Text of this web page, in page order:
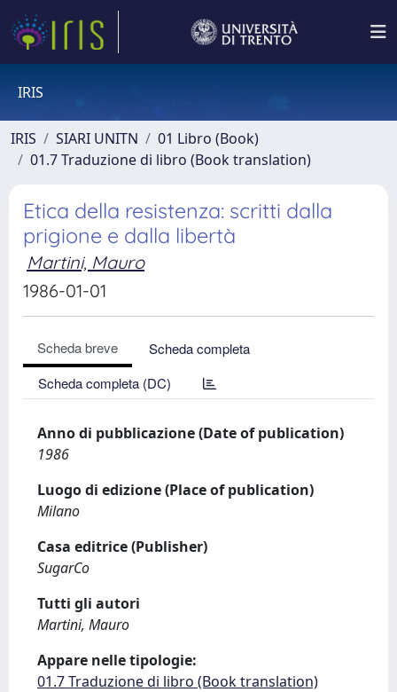
IRIS
IRIS SIARI UNITN
01 Libro (Book)
01.7 Traduzione di libro (Book translation)
Etica della resistenza: scritti dalla
prigione e dalla libertà
Martini, Mauro
1986-01-01
Scheda breve
Scheda completa
Scheda completa (DC)
Anno di pubblicazione (Date of publication)
1986
Luogo di edizione (Place of publication)
Milano
Casa editrice (Publisher)
SugarCo
Tutti gli autori
Martini, Mauro
Appare nelle tipologie:
01.7 Traduzione di libro (Book translation)